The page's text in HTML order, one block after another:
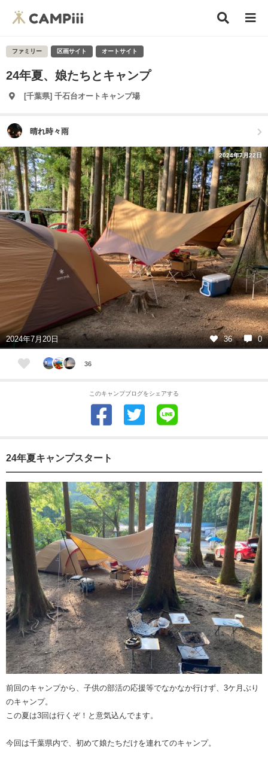
ファミリー 区画サイト オートサイト
24年夏、娘たちとキャンプ
[千葉県] 千石台オートキャンプ場
晴れ時々雨
2024年7月22日
2024年7月20日 36 0
36
このキャンプブログをシェアする
24年夏キャンプスタート
前回のキャンプから、子供の部活の応援等でなかなか行けず、3ケ月ぶり
のキャンプ。
この夏は3回は行くぞ！と意気込んでます。
今回は千葉県内で、初めて娘たちだけを連れてのキャンプ。